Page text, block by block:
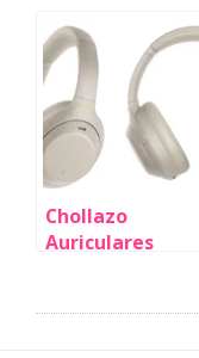
Chollazo
Auriculares
WH1000XM4 por